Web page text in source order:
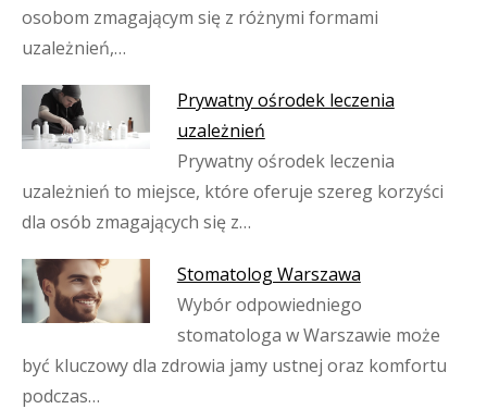
osobom zmagającym się z różnymi formami
uzależnień,…
Prywatny ośrodek leczenia
uzależnień
Prywatny ośrodek leczenia
uzależnień to miejsce, które oferuje szereg korzyści
dla osób zmagających się z…
Stomatolog Warszawa
Wybór odpowiedniego
stomatologa w Warszawie może
być kluczowy dla zdrowia jamy ustnej oraz komfortu
podczas…